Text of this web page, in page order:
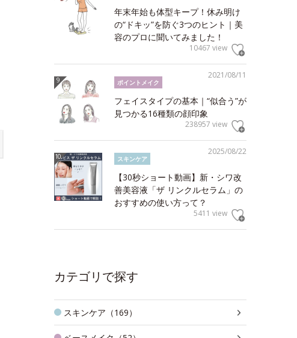
年末年始も体型キープ！休み明け
の“ドキッ”を防ぐ3つのヒント｜美
容のプロに聞いてみました！
10467 view
2021/08/11
ポイントメイク
フェイスタイプの基本｜“似合う”が
見つかる16種類の顔印象
238957 view
2025/08/22
スキンケア
【30秒ショート動画】新・シワ改
善美容液「ザ リンクルセラム」の
おすすめの使い方って？
5411 view
カテゴリで探す
スキンケア（169）